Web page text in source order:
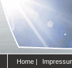
Home |